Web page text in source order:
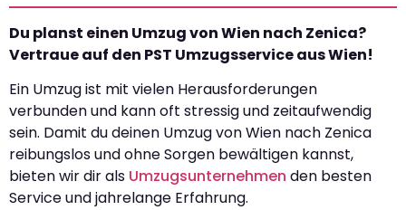
Du planst einen Umzug von Wien nach Zenica?
Vertraue auf den PST Umzugsservice aus Wien!
Ein Umzug ist mit vielen Herausforderungen
verbunden und kann oft stressig und zeitaufwendig
sein. Damit du deinen Umzug von Wien nach Zenica
reibungslos und ohne Sorgen bewältigen kannst,
bieten wir dir als Umzugsunternehmen den besten
Service und jahrelange Erfahrung.